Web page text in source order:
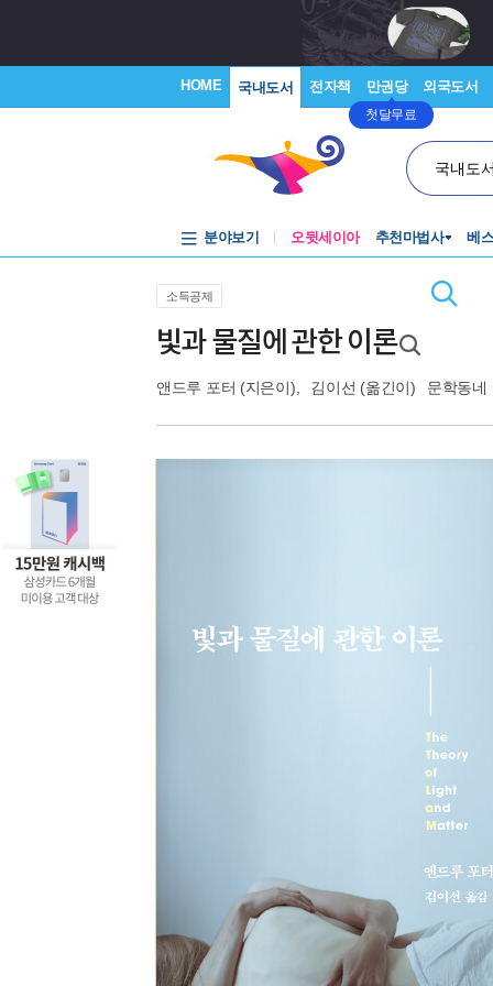
HOME 국내도서 전자책 만권당
첫달무료
외국도서
국내도
분야보기 오뒷세이아 추천마법사 베
소득공제
빛과 물질에 관한 이론
앤드루 포터 (지은이), 김이선 (옮긴이) 문학동네